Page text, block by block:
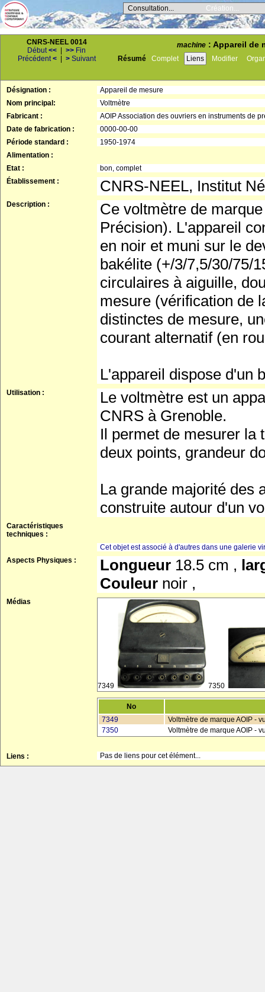
Consultation... Création...
CNRS-NEEL 0014
Début<< >> Fin
Précédent< > Suivant
machine : Appareil de
Résumé Complet Liens Modifier
Désignation :
Appareil de mesure
Nom principal:
Voltmètre
Fabricant :
AOIP Association des ouvriers en instruments de
Date de fabrication :
0000-00-00
Période standard :
1950-1974
Alimentation :
Etat :
bon, complet
Établissement :
CNRS-NEEL, Institut
Description :
Ce voltmètre de
Précision). L'appareil
en noir et muni sur le
bakélite (+/3/7,5/30/75/
circulaires à aiguille,
mesure (vérification de
distinctes de mesure,
courant alternatif (en
L'appareil dispose d'un
Utilisation :
Le voltmètre est un
CNRS à Grenoble.
Il permet de mesurer la
deux points, grandeur
La grande majorité des
construite autour d'un
Caractéristiques
techniques :
Cet objet est associé à d'autres dans une galerie
Aspects Physiques :
Longueur 18.5 cm ,
Couleur noir ,
Médias
7349 7350
No
7349
Voltmètre de marque AOIP -
7350
Voltmètre de marque AOIP -
Liens : Pas de liens pour cet élément...